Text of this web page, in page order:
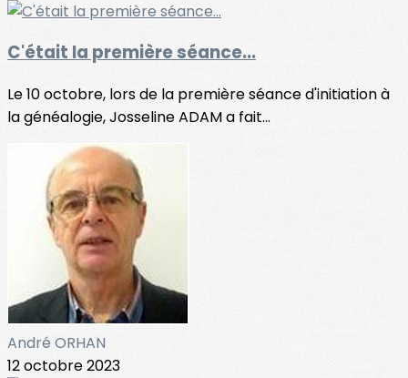
C'était la première séance...
Le 10 octobre, lors de la première séance d'initiation à
la généalogie, Josseline ADAM a fait...
André ORHAN
12 octobre 2023